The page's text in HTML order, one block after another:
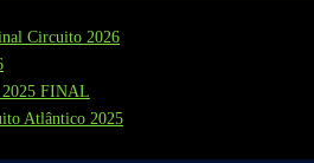
Circuito 2026
FINAL
Atlântico 2025